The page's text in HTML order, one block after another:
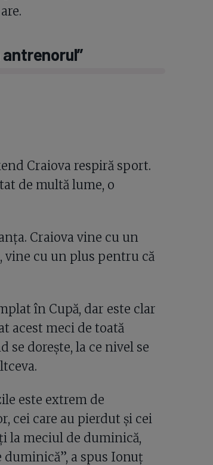
Craiova respiră sport.
de multă lume, o
Craiova vine cu un
vine cu un plus pentru că
în Cupă, dar este clar
acest meci de toată
se dorește, la ce nivel se
este extrem de
cei care au pierdut și cei
la meciul de duminică,
a spus Ionuț